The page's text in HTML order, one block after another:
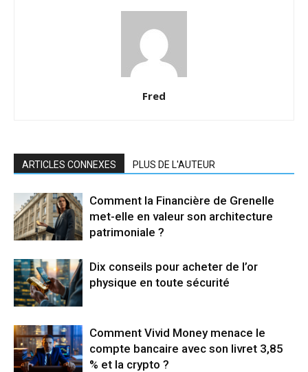
Fred
ARTICLES CONNEXES PLUS DE L'AUTEUR
Comment la Financière de Grenelle
met-elle en valeur son architecture
patrimoniale ?
Dix conseils pour acheter de l’or
physique en toute sécurité
Comment Vivid Money menace le
compte bancaire avec son livret 3,85
% et la crypto ?